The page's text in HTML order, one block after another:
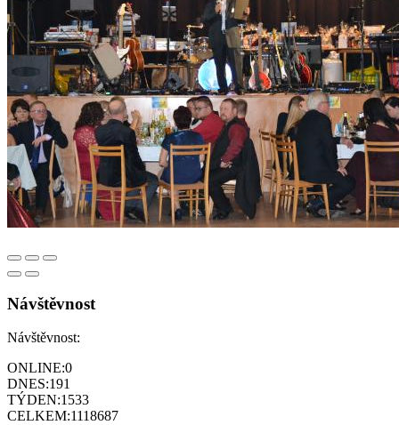
Návštěvnost
Návštěvnost:
ONLINE:0
DNES:191
TÝDEN:1533
CELKEM:1118687